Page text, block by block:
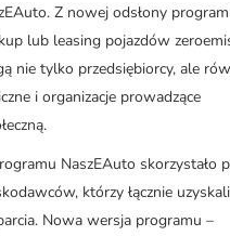
Z nowej odsłony
lub leasing pojazdów
nie tylko przedsiębiorcy, ale
i organizacje prowadzące
NaszEAuto skorzystało
którzy łącznie
Nowa wersja programu –